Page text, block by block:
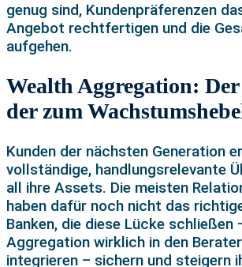
genug sind, Kundenpräferenzen
Angebot rechtfertigen und die
aufgehen.
Wealth Aggregation:
der zum
Kunden der nächsten Generation
vollständige, handlungsrelevante
all ihre Assets. Die meisten
haben dafür noch nicht das
Banken, die diese Lücke schließen
Aggregation wirklich in den
integrieren – sichern und steigern